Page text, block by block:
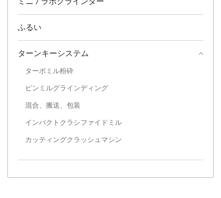
ふるい
ターンキーシステム
ターボミル粉砕
ピンミルグラインディング
混合、搬送、包装
インパクトクラシファイドミル
カッティングクラッシュマシン